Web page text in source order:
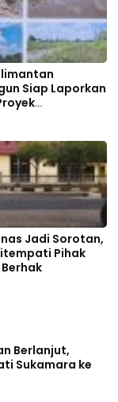
Siap Laporkan
PUPR Kalteng
Jadi Sorotan,
Pihak
Berlanjut,
Sukamara ke